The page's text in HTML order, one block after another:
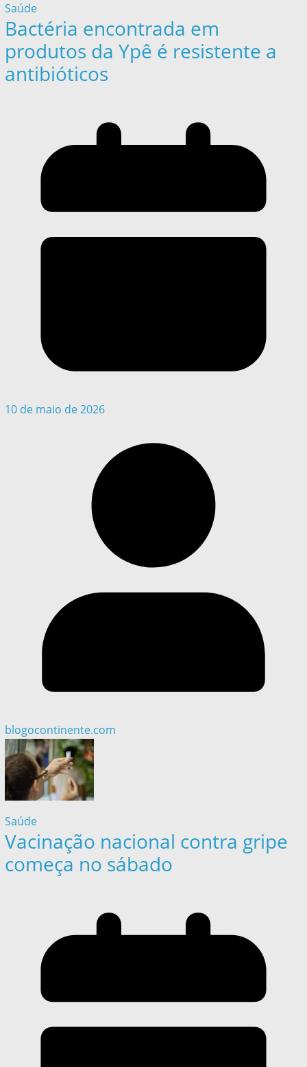
Saúde
Bactéria encontrada em
produtos da Ypê é resistente a
antibióticos
10 de maio de 2026
blogocontinente.com
Saúde
Vacinação nacional contra gripe
começa no sábado